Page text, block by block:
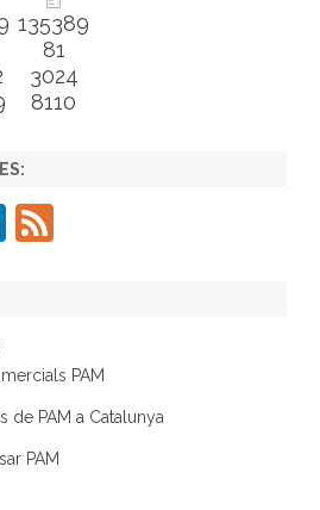
135389
81
3024
8110
Li
dI
n
PAM
PAM a Catalunya
PAM